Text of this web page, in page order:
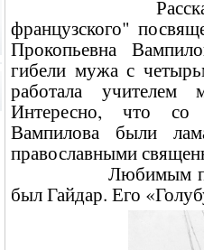
Рассказ
французского"
Прокопьевна
гибели мужа с
работала учителем
Интересно, что со
Вампилова были
православными
Любимым
был Гайдар. Его